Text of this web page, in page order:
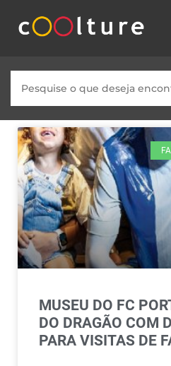
MUSEU DO FC
DO DRAGÃO COM
PARA VISITAS DE